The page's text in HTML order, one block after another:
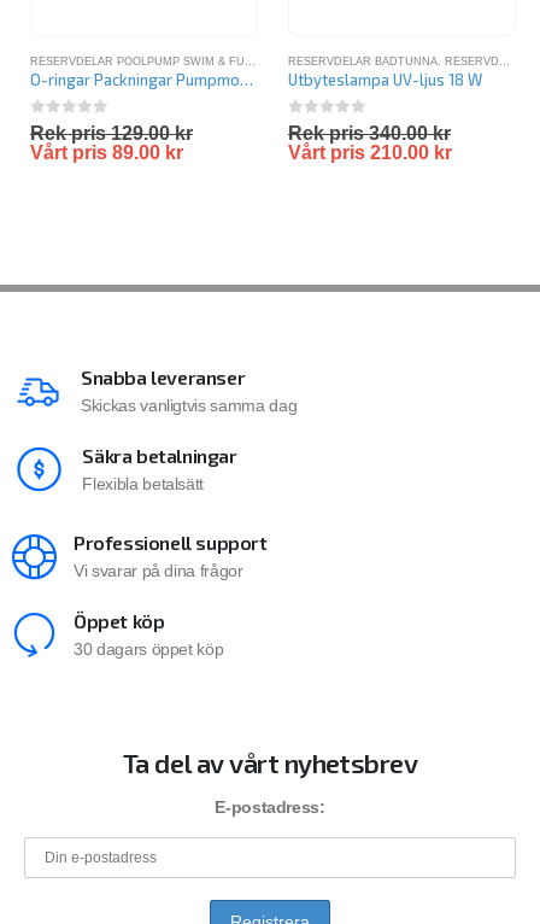
RESERVDELAR SWIM-FUN
O-ringar Packningar Pumpmotor
0out of 5
Rek pris129.00kr
Vårt pris 89.00 kr
RESERVDELAR BADTUNNA RESERVDELAR SWIM-FUN
Utbyteslampa UV-ljus 18 W
0out of 5
Rek pris340.00kr
Vårt pris 210.00 kr
Snabba leveranser
Skickas vanligtvis samma dag
Säkra betalningar
Flexibla betalsätt
Professionell support
Vi svarar på dina frågor
Öppet köp
30 dagars öppet köp
Ta del av vårt nyhetsbrev
E-postadress: